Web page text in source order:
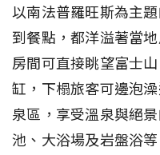
以南法普羅旺斯為主
到餐點，都洋溢著當
房間可直接眺望富士
缸，下榻旅客可邊泡
泉區，享受溫泉與絕
池、大浴場及岩盤浴